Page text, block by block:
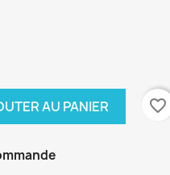
AU PANIER favorite_border